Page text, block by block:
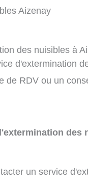
Aizenay
des nuisibles à
d'extermination
de RDV ou un
des
un service